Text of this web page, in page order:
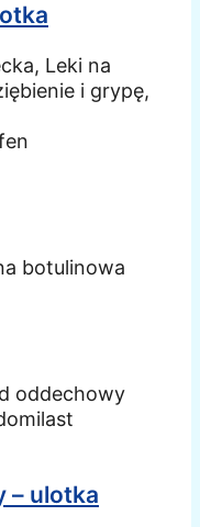
Leki na
i grypę,
botulinowa
oddechowy
– ulotka